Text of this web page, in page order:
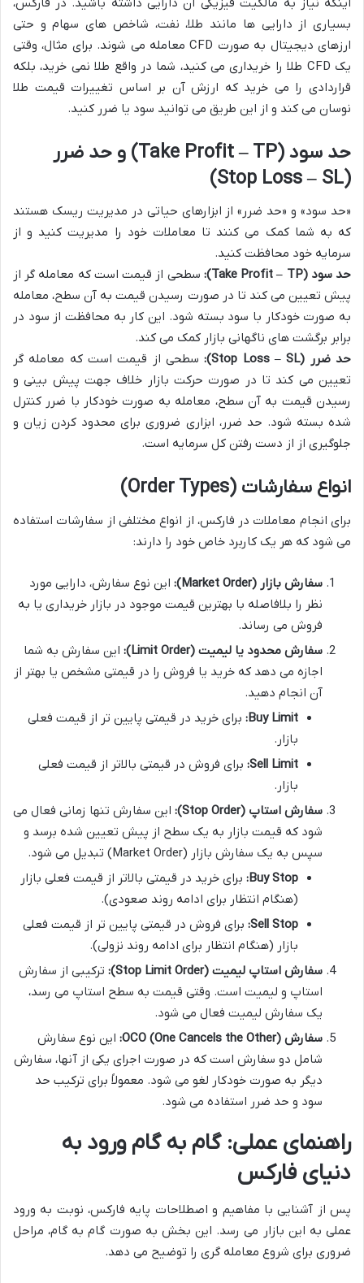
بسیاری از دارایی ها مانند طلا، نفت، شاخص های سهام و حتی
ارزهای دیجیتال به صورت CFD معامله می شوند. برای مثال، وقتی
یک CFD طلا را خریداری می کنید، شما در واقع طلا نمی خرید، بلکه
قراردادی را می خرید که ارزش آن بر اساس تغییرات قیمت طلا
نوسان می کند و از این طریق می توانید سود یا ضرر کنید.
حد سود (Take Profit – TP) و حد ضرر
(Stop Loss – SL)
«حد سود» و «حد ضرر» از ابزارهای حیاتی در مدیریت ریسک هستند
که به شما کمک می کنند تا معاملات خود را مدیریت کنید و از
سرمایه خود محافظت کنید.
حد سود (Take Profit – TP):
سطحی از قیمت است که معامله گر از
پیش تعیین می کند تا در صورت رسیدن قیمت به آن سطح، معامله
به صورت خودکار با سود بسته شود. این کار به محافظت از سود در
برابر برگشت های ناگهانی بازار کمک می کند.
حد ضرر (Stop Loss – SL):
سطحی از قیمت است که معامله گر
تعیین می کند تا در صورت حرکت بازار خلاف جهت پیش بینی و
رسیدن قیمت به آن سطح، معامله به صورت خودکار با ضرر کنترل
شده بسته شود. حد ضرر، ابزاری ضروری برای محدود کردن زیان و
جلوگیری از از دست رفتن کل سرمایه است.
انواع سفارشات (Order Types)
برای انجام معاملات در فارکس، از انواع مختلفی از سفارشات استفاده
می شود که هر یک کاربرد خاص خود را دارند:
سفارش بازار (Market Order):
این نوع سفارش، دارایی مورد
نظر را بلافاصله با بهترین قیمت موجود در بازار خریداری یا به
فروش می رساند.
سفارش محدود یا لیمیت (Limit Order):
این سفارش به شما
اجازه می دهد که خرید یا فروش را در قیمتی مشخص یا بهتر از
آن انجام دهید.
Buy Limit: برای خرید در قیمتی پایین تر از قیمت فعلی
بازار.
Sell Limit: برای فروش در قیمتی بالاتر از قیمت فعلی
بازار.
سفارش استاپ (Stop Order):
این سفارش تنها زمانی فعال می
شود که قیمت بازار به یک سطح از پیش تعیین شده برسد و
سپس به یک سفارش بازار (Market Order) تبدیل می شود.
Buy Stop: برای خرید در قیمتی بالاتر از قیمت فعلی بازار
(هنگام انتظار برای ادامه روند صعودی).
Sell Stop: برای فروش در قیمتی پایین تر از قیمت فعلی
بازار (هنگام انتظار برای ادامه روند نزولی).
سفارش استاپ لیمیت (Stop Limit Order):
ترکیبی از سفارش
استاپ و لیمیت است. وقتی قیمت به سطح استاپ می رسد،
یک سفارش لیمیت فعال می شود.
سفارش OCO (One Cancels the Other):
این نوع سفارش
شامل دو سفارش است که در صورت اجرای یکی از آنها، سفارش
دیگر به صورت خودکار لغو می شود. معمولاً برای ترکیب حد
سود و حد ضرر استفاده می شود.
راهنمای عملی: گام به گام ورود به
دنیای فارکس
پس از آشنایی با مفاهیم و اصطلاحات پایه فارکس، نوبت به ورود
عملی به این بازار می رسد. این بخش به صورت گام به گام، مراحل
ضروری برای شروع معامله گری را توضیح می دهد.